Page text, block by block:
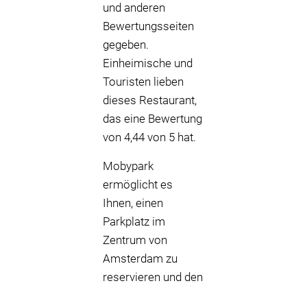
und anderen
Bewertungsseiten
gegeben.
Einheimische und
Touristen lieben
dieses Restaurant,
das eine Bewertung
von 4,44 von 5 hat.
Mobypark
ermöglicht es
Ihnen, einen
Parkplatz im
Zentrum von
Amsterdam zu
reservieren und den